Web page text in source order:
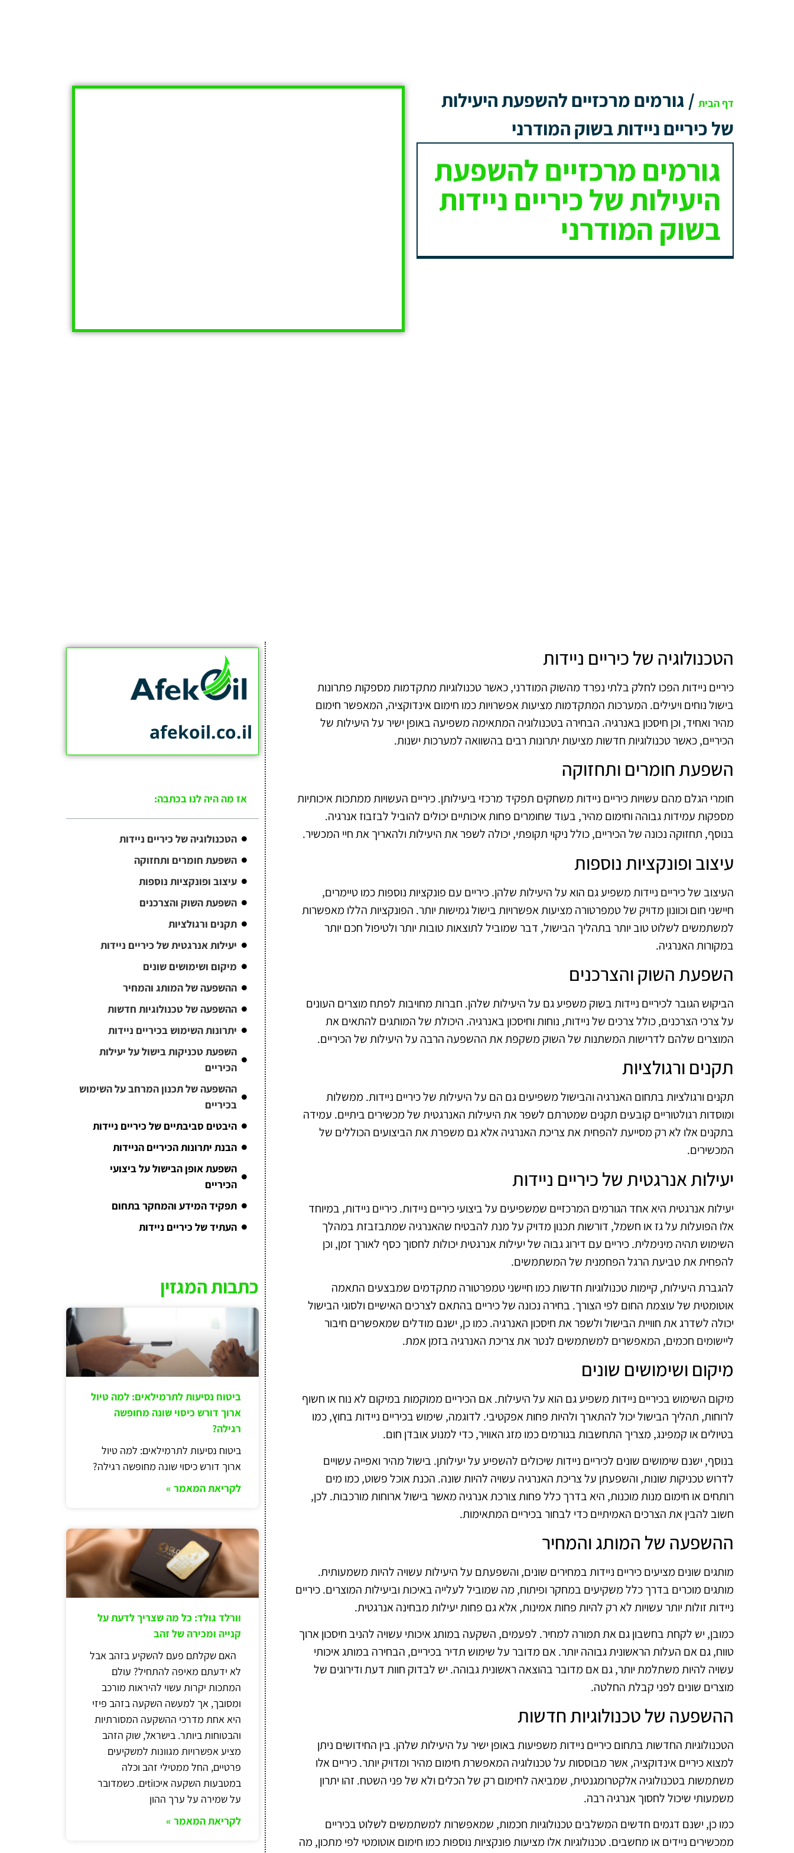
דף הבית /גורמים מרכזיים להשפעת היעילות
של כיריים ניידות בשוק המודרני
גורמים מרכזיים להשפעת
היעילות של כיריים ניידות
בשוק המודרני
הטכנולוגיה של כיריים ניידות
כיריים ניידות הפכו לחלק בלתי נפרד מהשוק המודרני, כאשר טכנולוגיות מתקדמות מספקות פתרונות
בישול נוחים ויעילים. המערכות המתקדמות מציעות אפשרויות כמו חימום אינדוקציה, המאפשר חימום
מהיר ואחיד, וכן חיסכון באנרגיה. הבחירה בטכנולוגיה המתאימה משפיעה באופן ישיר על היעילות של
הכיריים, כאשר טכנולוגיות חדשות מציעות יתרונות רבים בהשוואה למערכות ישנות.
השפעת חומרים ותחזוקה
חומרי הגלם מהם עשויות כיריים ניידות משחקים תפקיד מרכזי ביעילותן. כיריים העשויות ממתכות איכותיות
מספקות עמידות גבוהה וחימום מהיר, בעוד שחומרים פחות איכותיים יכולים להוביל לבזבוז אנרגיה.
בנוסף, תחזוקה נכונה של הכיריים, כולל ניקוי תקופתי, יכולה לשפר את היעילות ולהאריך את חיי המכשיר.
עיצוב ופונקציות נוספות
העיצוב של כיריים ניידות משפיע גם הוא על היעילות שלהן. כיריים עם פונקציות נוספות כמו טיימרים,
חיישני חום וכוונון מדויק של טמפרטורה מציעות אפשרויות בישול גמישות יותר. הפונקציות הללו מאפשרות
למשתמשים לשלוט טוב יותר בתהליך הבישול, דבר שמוביל לתוצאות טובות יותר ולטיפול חכם יותר
במקורות האנרגיה.
השפעת השוק והצרכנים
הביקוש הגובר לכיריים ניידות בשוק משפיע גם על היעילות שלהן. חברות מחויבות לפתח מוצרים העונים
על צרכי הצרכנים, כולל צרכים של ניידות, נוחות וחיסכון באנרגיה. היכולת של המותגים להתאים את
המוצרים שלהם לדרישות המשתנות של השוק משקפת את ההשפעה הרבה על היעילות של הכיריים.
תקנים ורגולציות
תקנים ורגולציות בתחום האנרגיה והבישול משפיעים גם הם על היעילות של כיריים ניידות. ממשלות
ומוסדות רגולטוריים קובעים תקנים שמטרתם לשפר את היעילות האנרגטית של מכשירים ביתיים. עמידה
בתקנים אלו לא רק מסייעת להפחית את צריכת האנרגיה אלא גם משפרת את הביצועים הכוללים של
המכשירים.
יעילות אנרגטית של כיריים ניידות
יעילות אנרגטית היא אחד הגורמים המרכזיים שמשפיעים על ביצועי כיריים ניידות. כיריים ניידות, במיוחד
אלו הפועלות על גז או חשמל, דורשות תכנון מדויק על מנת להבטיח שהאנרגיה שמתבזבזת במהלך
השימוש תהיה מינימלית. כיריים עם דירוג גבוה של יעילות אנרגטית יכולות לחסוך כסף לאורך זמן, וכן
להפחית את טביעת הרגל הפחמנית של המשתמשים.
להגברת היעילות, קיימות טכנולוגיות חדשות כמו חיישני טמפרטורה מתקדמים שמבצעים התאמה
אוטומטית של עוצמת החום לפי הצורך. בחירה נכונה של כיריים בהתאם לצרכים האישיים ולסוגי הבישול
יכולה לשדרג את חוויית הבישול ולשפר את חיסכון האנרגיה. כמו כן, ישנם מודלים שמאפשרים חיבור
ליישומים חכמים, המאפשרים למשתמשים לנטר את צריכת האנרגיה בזמן אמת.
מיקום ושימושים שונים
מיקום השימוש בכיריים ניידות משפיע גם הוא על היעילות. אם הכיריים ממוקמות במיקום לא נוח או חשוף
לרוחות, תהליך הבישול יכול להתארך ולהיות פחות אפקטיבי. לדוגמה, שימוש בכיריים ניידות בחוץ, כמו
בטיולים או קמפינג, מצריך התחשבות בגורמים כמו מזג האוויר, כדי למנוע אובדן חום.
בנוסף, ישנם שימושים שונים לכיריים ניידות שיכולים להשפיע על יעילותן. בישול מהיר ואפייה עשויים
לדרוש טכניקות שונות, והשפעתן על צריכת האנרגיה עשויה להיות שונה. הכנת אוכל פשוט, כמו מים
רותחים או חימום מנות מוכנות, היא בדרך כלל פחות צורכת אנרגיה מאשר בישול ארוחות מורכבות. לכן,
חשוב להבין את הצרכים האמיתיים כדי לבחור בכיריים המתאימות.
ההשפעה של המותג והמחיר
מותגים שונים מציעים כיריים ניידות במחירים שונים, והשפעתם על היעילות עשויה להיות משמעותית.
מותגים מוכרים בדרך כלל משקיעים במחקר ופיתוח, מה שמוביל לעלייה באיכות וביעילות המוצרים. כיריים
ניידות זולות יותר עשויות לא רק להיות פחות אמינות, אלא גם פחות יעילות מבחינה אנרגטית.
כמובן, יש לקחת בחשבון גם את תמורה למחיר. לפעמים, השקעה במותג איכותי עשויה להניב חיסכון ארוך
טווח, גם אם העלות הראשונית גבוהה יותר. אם מדובר על שימוש תדיר בכיריים, הבחירה במותג איכותי
עשויה להיות משתלמת יותר, גם אם מדובר בהוצאה ראשונית גבוהה. יש לבדוק חוות דעת ודירוגים של
מוצרים שונים לפני קבלת החלטה.
ההשפעה של טכנולוגיות חדשות
הטכנולוגיות החדשות בתחום כיריים ניידות משפיעות באופן ישיר על היעילות שלהן. בין החידושים ניתן
למצוא כיריים אינדוקציה, אשר מבוססות על טכנולוגיה המאפשרת חימום מהיר ומדויק יותר. כיריים אלו
משתמשות בטכנולוגיה אלקטרומגנטית, שמביאה לחימום רק של הכלים ולא של פני השטח. זהו יתרון
משמעותי שיכול לחסוך אנרגיה רבה.
כמו כן, ישנם דגמים חדשים המשלבים טכנולוגיות חכמות, שמאפשרות למשתמשים לשלוט בכיריים
ממכשירים ניידים או מחשבים. טכנולוגיות אלו מציעות פונקציות נוספות כמו חימום אוטומטי לפי מתכון, מה
afekoil.co.il
אז מה היה לנו בכתבה:
הטכנולוגיה של כיריים ניידות
השפעת חומרים ותחזוקה
עיצוב ופונקציות נוספות
השפעת השוק והצרכנים
תקנים ורגולציות
יעילות אנרגטית של כיריים ניידות
מיקום ושימושים שונים
ההשפעה של המותג והמחיר
ההשפעה של טכנולוגיות חדשות
יתרונות השימוש בכיריים ניידות
השפעת טכניקות בישול על יעילות
הכיריים
ההשפעה של תכנון המרחב על השימוש
בכיריים
היבטים סביבתיים של כיריים ניידות
הבנת יתרונות הכיריים הניידות
השפעת אופן הבישול על ביצועי
הכיריים
תפקיד המידע והמחקר בתחום
העתיד של כיריים ניידות
כתבות המגזין
ביטוח נסיעות לתרמילאים: למה טיול
ארוך דורש כיסוי שונה מחופשה
רגילה?
ביטוח נסיעות לתרמילאים: למה טיול
ארוך דורש כיסוי שונה מחופשה רגילה?
לקריאת המאמר »
וורלד גולד: כל מה שצריך לדעת על
קנייה ומכירה של זהב
האם שקלתם פעם להשקיע בזהב אבל
לא ידעתם מאיפה להתחיל? עולם
המתכות יקרות עשוי להיראות מורכב
ומסובך, אך למעשה השקעה בזהב פיזי
היא אחת מדרכי ההשקעה המסורתיות
והבטוחות ביותר. בישראל, שוק הזהב
מציע אפשרויות מגוונות למשקיעים
פרטיים, החל ממטילי זהב וכלה
במטבעות השקעה איכוtiים. כשמדובר
על שמירה על ערך ההון
לקריאת המאמר »